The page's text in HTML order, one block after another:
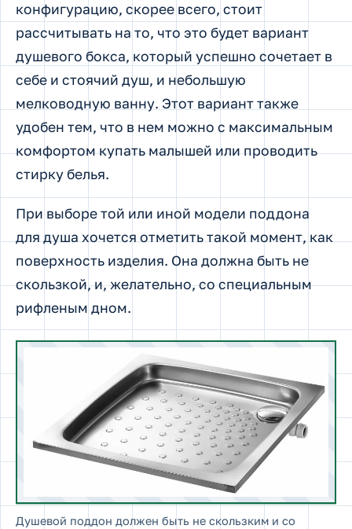
конфигурацию, скорее всего, стоит
рассчитывать на то, что это будет вариант
душевого бокса, который успешно сочетает в
себе и стоячий душ, и небольшую
мелководную ванну. Этот вариант также
удобен тем, что в нем можно с максимальным
комфортом купать малышей или проводить
стирку белья.
При выборе той или иной модели поддона
для душа хочется отметить такой момент, как
поверхность изделия. Она должна быть не
скользкой, и, желательно, со специальным
рифленым дном.
Душевой поддон должен быть не скользким и со